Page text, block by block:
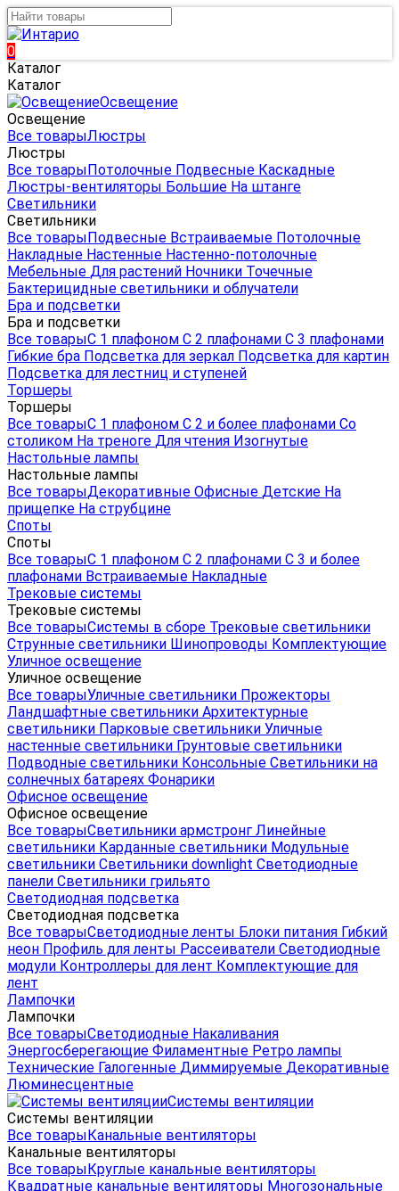
0
Каталог
Каталог
Освещение
Освещение
Все товарыЛюстры
Люстры
Все товарыПотолочные Подвесные Каскадные
Люстры-вентиляторы Большие На штанге
Светильники
Светильники
Все товарыПодвесные Встраиваемые Потолочные
Накладные Настенные Настенно-потолочные
Мебельные Для растений Ночники Точечные
Бактерицидные светильники и облучатели
Бра и подсветки
Бра и подсветки
Все товарыС 1 плафоном С 2 плафонами С 3 плафонами
Гибкие бра Подсветка для зеркал Подсветка для картин
Подсветка для лестниц и ступеней
Торшеры
Торшеры
Все товарыС 1 плафоном С 2 и более плафонами Со
столиком На треноге Для чтения Изогнутые
Настольные лампы
Настольные лампы
Все товарыДекоративные Офисные Детские На
прищепке На струбцине
Споты
Споты
Все товарыС 1 плафоном С 2 плафонами С 3 и более
плафонами Встраиваемые Накладные
Трековые системы
Трековые системы
Все товарыСистемы в сборе Трековые светильники
Струнные светильники Шинопроводы Комплектующие
Уличное освещение
Уличное освещение
Все товарыУличные светильники Прожекторы
Ландшафтные светильники Архитектурные
светильники Парковые светильники Уличные
настенные светильники Грунтовые светильники
Подводные светильники Консольные Светильники на
солнечных батареях Фонарики
Офисное освещение
Офисное освещение
Все товарыСветильники армстронг Линейные
светильники Карданные светильники Модульные
светильники Светильники downlight Светодиодные
панели Светильники грильято
Светодиодная подсветка
Светодиодная подсветка
Все товарыСветодиодные ленты Блоки питания Гибкий
неон Профиль для ленты Рассеиватели Светодиодные
модули Контроллеры для лент Комплектующие для
лент
Лампочки
Лампочки
Все товарыСветодиодные Накаливания
Энергосберегающие Филаментные Ретро лампы
Технические Галогенные Диммируемые Декоративные
Люминесцентные
Системы вентиляции
Системы вентиляции
Все товарыКанальные вентиляторы
Канальные вентиляторы
Все товарыКруглые канальные вентиляторы
Квадратные канальные вентиляторы Многозональные